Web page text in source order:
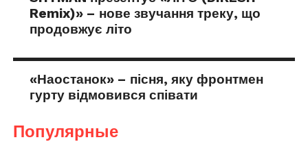
Remix)» – нове звучання треку, що
продовжує літо
«Наостанок» – пісня, яку фронтмен
гурту відмовився співати
Популярные